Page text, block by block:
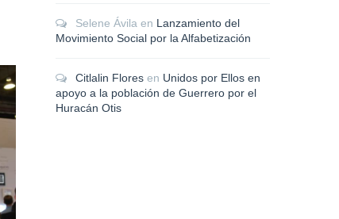
Selene Ávila en Lanzamiento del
Movimiento Social por la Alfabetización
Citlalin Flores en Unidos por Ellos en
apoyo a la población de Guerrero por el
Huracán Otis